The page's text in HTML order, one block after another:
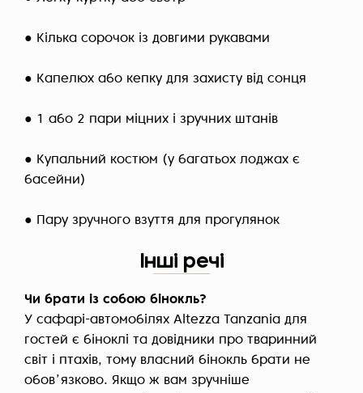
● Кілька сорочок із довгими рукавами
● Капелюх або кепку для захисту від сонця
● 1 або 2 пари міцних і зручних штанів
● Купальний костюм (у багатьох лоджах є
басейни)
● Пару зручного взуття для прогулянок
Інші речі
Чи брати із собою бінокль?
У сафарі-автомобілях Altezza Tanzania для
гостей є біноклі та довідники про тваринний
світ і птахів, тому власний бінокль брати не
обовʼязково. Якщо ж вам зручніше